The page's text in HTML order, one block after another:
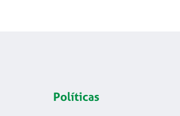
Políticas